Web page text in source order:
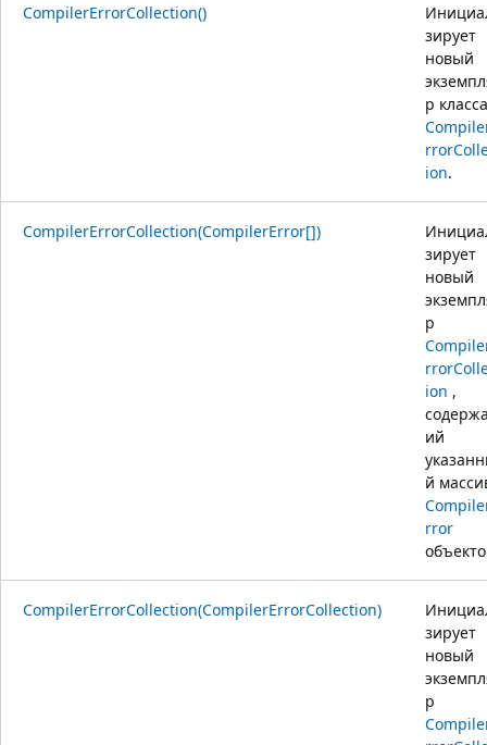
CompilerErrorCollection()
зирует
новый
р класса
ion.
CompilerErrorCollection(CompilerError[])
зирует
новый
р
ion ,
ий
й
rror
CompilerErrorCollection(CompilerErrorCollection)
зирует
новый
р